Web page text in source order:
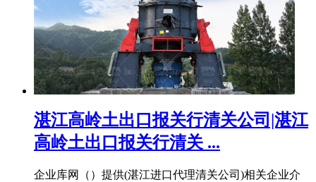
湛江高岭土出口报关行清关公司|湛江
高岭土出口报关行清关 ...
企业库网（）提供(湛江进口代理清关公司)相关企业介